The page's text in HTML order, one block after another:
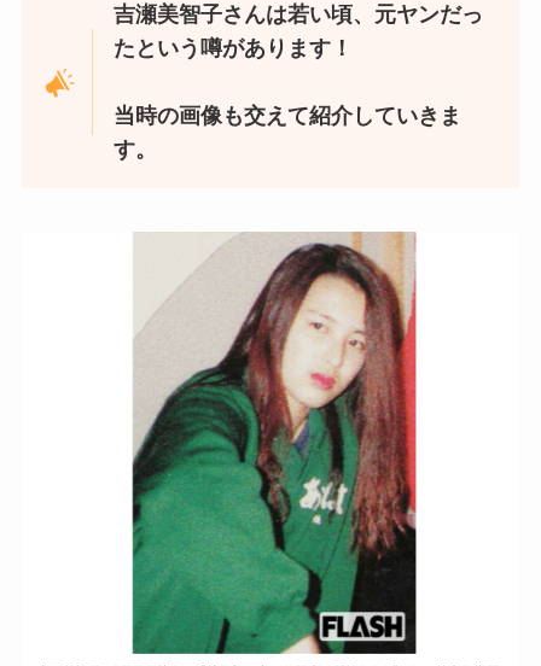
吉瀬美智子さんは若い頃、元ヤンだっ
たという噂があります！
当時の画像も交えて紹介していきま
す。